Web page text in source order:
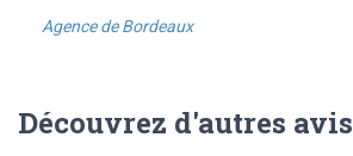
Agence de Bordeaux
Découvrez d'autres avis